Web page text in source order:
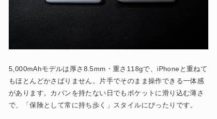
5,000mAhモデルは厚さ8.5mm・重さ118gで、iPhoneと重ねて
もほとんどかさばりません。片手でそのまま操作できる一体感
があります。カバンを持たない日でもポケットに滑り込む薄さ
で、「保険として常に持ち歩く」スタイルにぴったりです。